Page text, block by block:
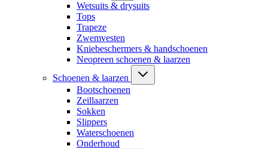
Wetsuits & drysuits
Tops
Trapeze
Zwemvesten
Kniebeschermers & handschoenen
Neopreen schoenen & laarzen
Schoenen & laarzen
Bootschoenen
Zeillaarzen
Sokken
Slippers
Waterschoenen
Onderhoud